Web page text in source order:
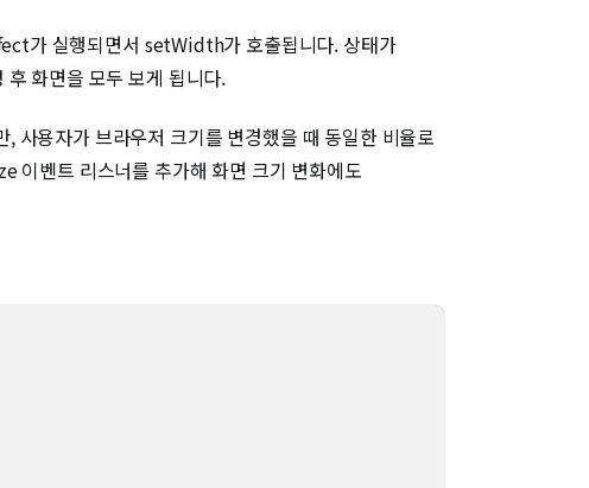
가 실행되면서 setWidth가 호출됩니다. 상태가
화면을 모두 보게 됩니다.
사용자가 브라우저 크기를 변경했을 때 동일한 비율로
이벤트 리스너를 추가해 화면 크기 변화에도